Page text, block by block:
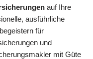
auf Ihre
ausführliche
für
und
mit Güte